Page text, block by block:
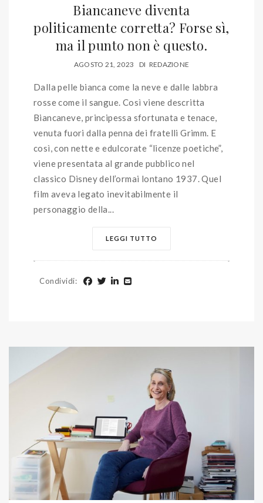
Biancaneve diventa
politicamente corretta? Forse sì,
ma il punto non è questo.
AGOSTO 21, 2023 DI REDAZIONE
Dalla pelle bianca come la neve e dalle labbra
rosse come il sangue. Così viene descritta
Biancaneve, principessa sfortunata e tenace,
venuta fuori dalla penna dei fratelli Grimm. E
così, con nette e edulcorate “licenze poetiche”,
viene presentata al grande pubblico nel
classico Disney dell’ormai lontano 1937. Quel
film aveva legato inevitabilmente il
personaggio della...
LEGGI TUTTO
Condividi: